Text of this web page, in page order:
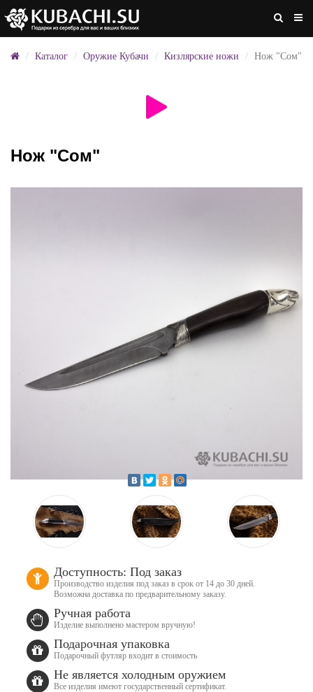
Каталог Оружие Кубачи Кизлярские ножи Нож "Сом"
Нож "Сом"
Доступность: Под заказ
Производство изделия под заказ в срок от 14 до 30 дней.
Возможна доставка по предварительному заказу.
Ручная работа
Изделие выполнено мастером вручную!
Подарочная упаковка
Подарочный футляр входит в стоимость
Не является холодным оружием
Все изделия имеют государственный сертификат.